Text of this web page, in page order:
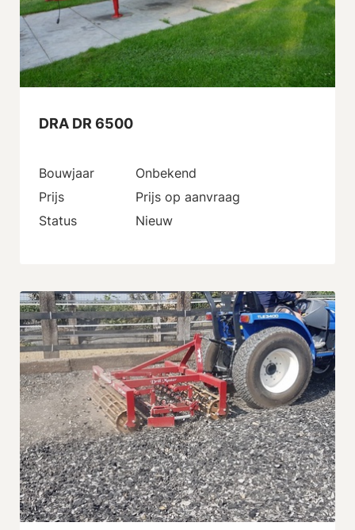
DRA DR 6500
Bouwjaar
Onbekend
Prijs
Prijs op aanvraag
Status
Nieuw